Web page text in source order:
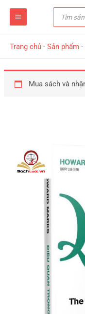
Tìm
kiếm
sản
Trang chủ - Sản phẩm -
Mua sách và
số